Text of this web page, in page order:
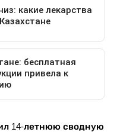
14-летнюю сводную